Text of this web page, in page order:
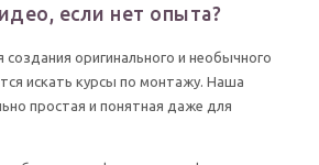
если нет опыта?
оригинального и необычного
искать курсы по монтажу. Наша
простая и понятная даже для